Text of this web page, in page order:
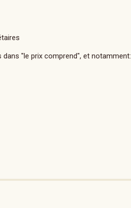
"le prix comprend", et notamment: